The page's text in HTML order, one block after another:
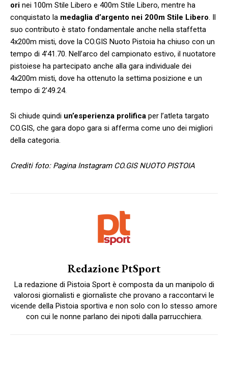
ori nei 100m Stile Libero e 400m Stile Libero, mentre ha
conquistato la medaglia d’argento nei 200m Stile Libero. Il
suo contributo è stato fondamentale anche nella staffetta
4x200m misti, dove la CO.GIS Nuoto Pistoia ha chiuso con un
tempo di 4’41.70. Nell’arco del campionato estivo, il nuotatore
pistoiese ha partecipato anche alla gara individuale dei
4x200m misti, dove ha ottenuto la settima posizione e un
tempo di 2’49.24.
Si chiude quindi un’esperienza prolifica per l’atleta targato
CO.GIS, che gara dopo gara si afferma come uno dei migliori
della categoria.
Crediti foto: Pagina Instagram CO.GIS NUOTO PISTOIA
Redazione PtSport
La redazione di Pistoia Sport è composta da un manipolo di
valorosi giornalisti e giornaliste che provano a raccontarvi le
vicende della Pistoia sportiva e non solo con lo stesso amore
con cui le nonne parlano dei nipoti dalla parrucchiera.